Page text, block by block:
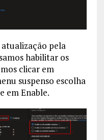
pela
habilitar os
clicar em
suspenso escolha
em Enable.